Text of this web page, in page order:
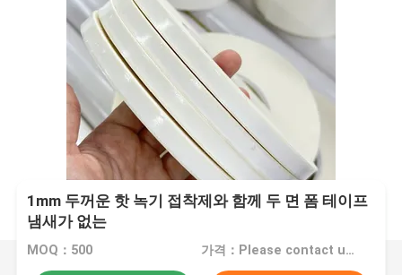
1mm 두꺼운 핫 녹기 접착제와 함께 두 면 폼 테이프
냄새가 없는
MOQ：500 가격：Please contact us for quotation